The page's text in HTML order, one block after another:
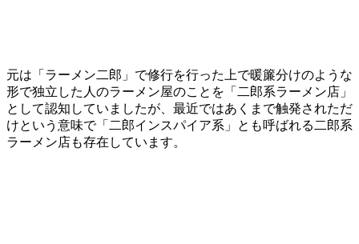
元は「ラーメン二郎」で修行を行った上で暖簾分けのような
形で独立した人のラーメン屋のことを「二郎系ラーメン店」
として認知していましたが、最近ではあくまで触発されただ
けという意味で「二郎インスパイア系」とも呼ばれる二郎系
ラーメン店も存在しています。